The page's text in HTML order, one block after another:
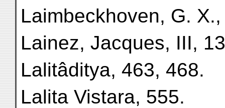
Laimbeckhoven, G.
Lainez, Jacques, III,
Lalitâditya, 463, 468.
Lalita Vistara, 555.